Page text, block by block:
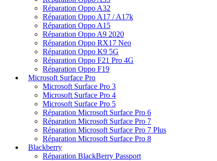
Microsoft Surface Pro 3
Microsoft Surface Pro 4
Microsoft Surface Pro 5
Réparation Microsoft Surface Pro 6
Réparation Microsoft Surface Pro 7
Réparation Microsoft Surface Pro 7 Plus
Réparation Microsoft Surface Pro 8
Blackberry
Réparation BlackBerry Passport
Réparation BlackBerry Key2 LE
Réparation BlackBerry Key2
Réparation BlackBerry KeyOne
Réparation BlackBerry Z30
Réparation BlackBerry Z10
Réparation BlackBerry Classic Q20
Réparation BlackBerry Q10
Réparation BlackBerry Q5
Réparation BlackBerry Bold